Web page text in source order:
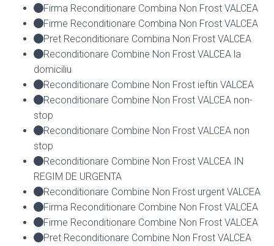
Firma Reconditionare Combina Non Frost VALCEA
Firme Reconditionare Combina Non Frost VALCEA
Pret Reconditionare Combina Non Frost VALCEA
Reconditionare Combine Non Frost VALCEA la
domiciliu
Reconditionare Combine Non Frost ieftin VALCEA
Reconditionare Combine Non Frost VALCEA non-
stop
Reconditionare Combine Non Frost VALCEA non
stop
Reconditionare Combine Non Frost VALCEA IN
REGIM DE URGENTA
Reconditionare Combine Non Frost urgent VALCEA
Firma Reconditionare Combine Non Frost VALCEA
Firme Reconditionare Combine Non Frost VALCEA
Pret Reconditionare Combine Non Frost VALCEA